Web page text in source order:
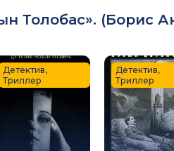
Толобас». (Борис
Детектив,
Триллер
Детектив,
Триллер